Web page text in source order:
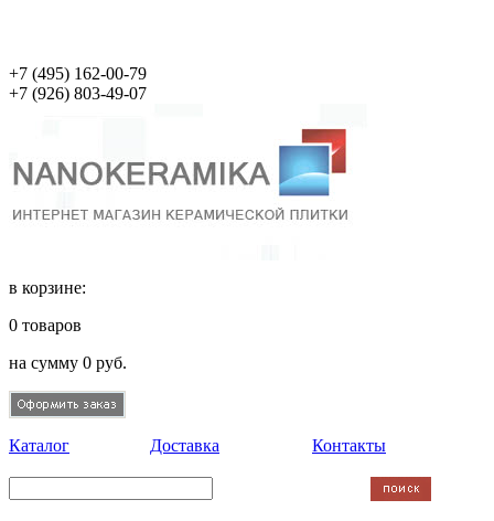
+7 (495) 162-00-79
+7 (926) 803-49-07
в корзине:
0 товаров
на сумму 0 руб.
Каталог Доставка Контакты